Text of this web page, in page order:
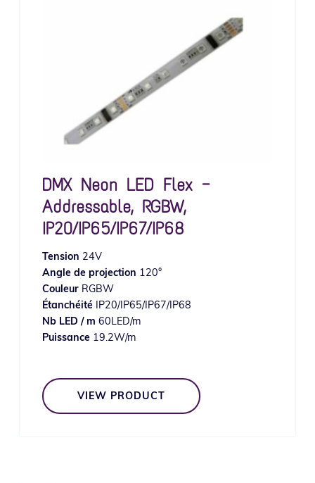
DMX Neon LED Flex —
Addressable, RGBW,
IP20/IP65/IP67/IP68
Tension 24V
Angle de projection 120°
CouleurRGBW
ÉtanchéitéIP20/IP65/IP67/IP68
Nb LED / m 60LED/m
Puissance19.2W/m
VIEW PRODUCT